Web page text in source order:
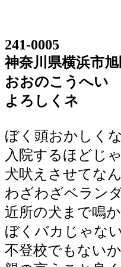
241-0005
神奈川県横浜市旭
おおのこうへい
よろしくネ
ぼく頭おかしく
入院するほどじ
犬吠えさせてな
わざわざベラン
近所の犬まで鳴
ぼくバカじゃな
不登校でもない